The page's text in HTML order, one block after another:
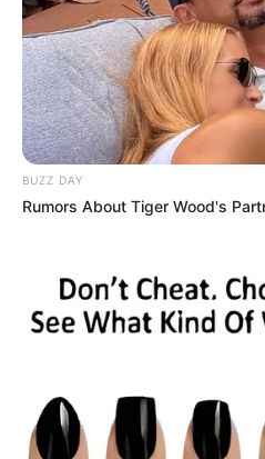
közöttük?
A Házasság első látásra
Anna és Peti még mindig
BUZZ DAY
Rumors About Tiger Wood's